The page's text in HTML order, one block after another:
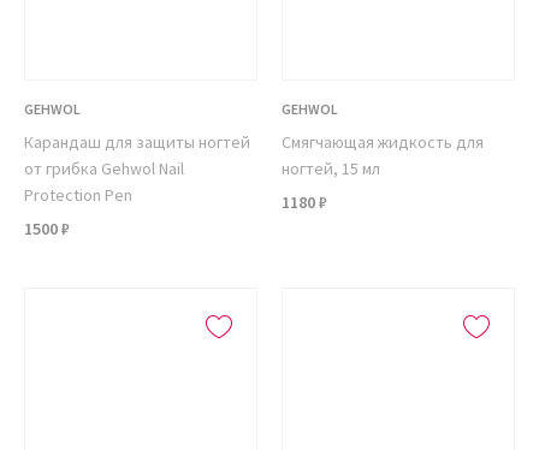
GEHWOL
Карандаш для защиты ногтей
от грибка Gehwol Nail
Protection Pen
1500 ₽
GEHWOL
Смягчающая жидкость для
ногтей, 15 мл
1180 ₽